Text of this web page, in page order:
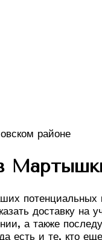
доставку на
а также
и те, кто